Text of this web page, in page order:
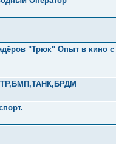
"Трюк" Опыт в